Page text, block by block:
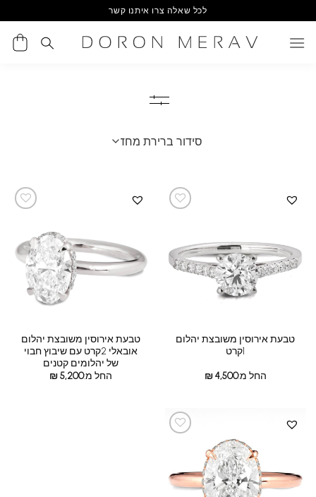
to
content
לכל שאלה צרו איתנו קשר
טבעת אירוסין משובצת יהלום
1קרט
החל מ: ₪4,500
טבעת אירוסין משובצת יהלום
אובאלי 2קרט עם שיבוץ חבוי
של יהלומים קטנים
החל מ:
₪5,200